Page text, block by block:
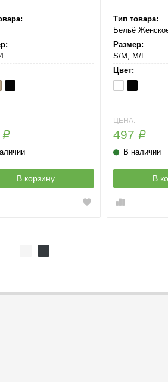
Nero
Р
В корзину
Тип товара:
Бельё
Размер:
S/M, M/L
Цвет:
BiancoNero
ЦЕНА:
497 Р
В наличии
В